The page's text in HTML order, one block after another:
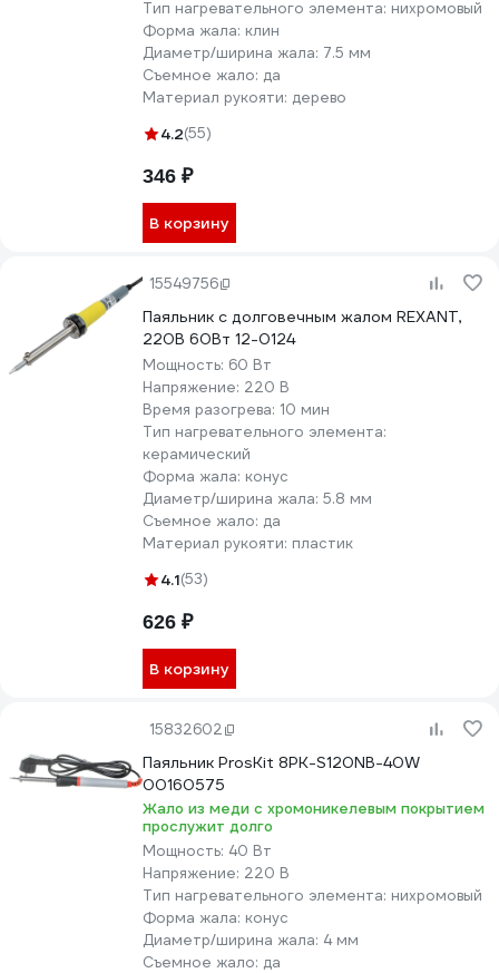
Тип нагревательного элемента: нихромовый
Форма жала: клин
Диаметр/ширина жала: 7.5 мм
Съемное жало: да
Материал рукояти: дерево
4.2(55)
346 ₽
В корзину
15549756
Паяльник с долговечным жалом REXANT,
220В 60Вт 12-0124
Мощность: 60 Вт
Напряжение: 220 В
Время разогрева: 10 мин
Тип нагревательного элемента:
керамический
Форма жала: конус
Диаметр/ширина жала: 5.8 мм
Съемное жало: да
Материал рукояти: пластик
4.1(53)
626 ₽
В корзину
15832602
Паяльник ProsKit 8PK-S120NB-40W
00160575
Жало из меди с хромоникелевым покрытием
прослужит долго
Мощность: 40 Вт
Напряжение: 220 В
Тип нагревательного элемента: нихромовый
Форма жала: конус
Диаметр/ширина жала: 4 мм
Съемное жало: да